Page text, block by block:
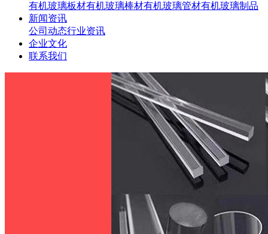
有机玻璃板材有机玻璃棒材有机玻璃管材有机玻璃制品
新闻资讯
公司动态行业资讯
企业文化
联系我们